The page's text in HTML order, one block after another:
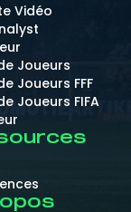
Vidéo
Joueurs
Joueurs FFF
Joueurs FIFA